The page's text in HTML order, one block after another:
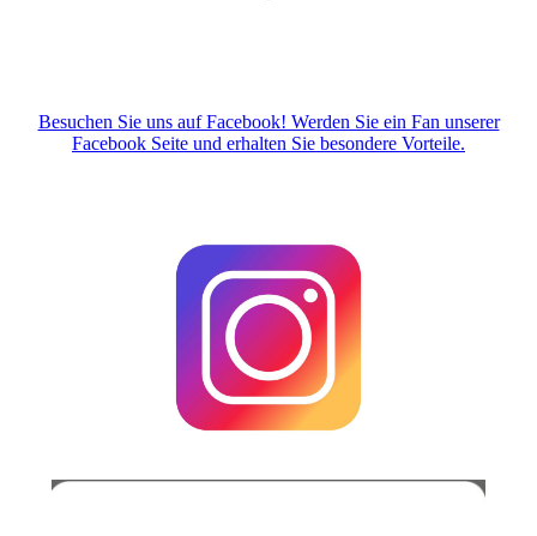
Besuchen Sie uns auf Facebook! Werden Sie ein Fan unserer
Facebook Seite und erhalten Sie besondere Vorteile.